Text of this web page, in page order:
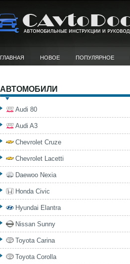
ГЛАВНАЯ НОВОЕ ПОПУЛЯРНОЕ
АВТОМОБИЛИ
Audi 80
Audi A3
Chevrolet Cruze
Chevrolet Lacetti
Daewoo Nexia
Honda Civic
Hyundai Elantra
Nissan Sunny
Toyota Carina
Toyota Corolla